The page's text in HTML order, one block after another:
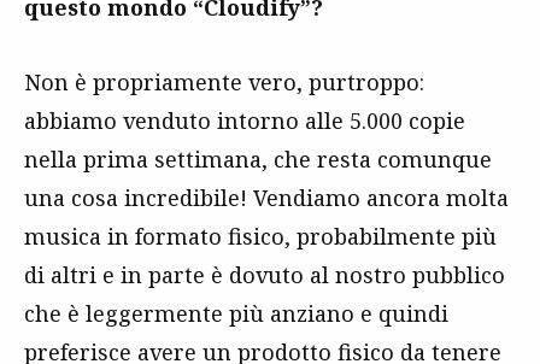
questo mondo “Cloudify”?
Non è propriamente vero, purtroppo:
abbiamo venduto intorno alle 5.000 copie
nella prima settimana, che resta comunque
una cosa incredibile! Vendiamo ancora molta
musica in formato fisico, probabilmente più
di altri e in parte è dovuto al nostro pubblico
che è leggermente più anziano e quindi
preferisce avere un prodotto fisico da tenere